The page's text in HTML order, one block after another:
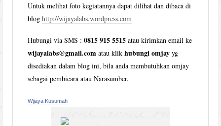
Untuk melihat foto kegiatannya dapat dilihat dan dibaca di
bloghttp://wijayalabs.wordpress.com
Hubungi via SMS :0815 915 5515 atau kirimkan email ke
wijayalabs@gmail.com atau klikhubungi omjay yg
disediakan dalam blog ini, bila anda membutuhkan omjay
sebagai pembicara atau Narasumber.
Wijaya Kusumah